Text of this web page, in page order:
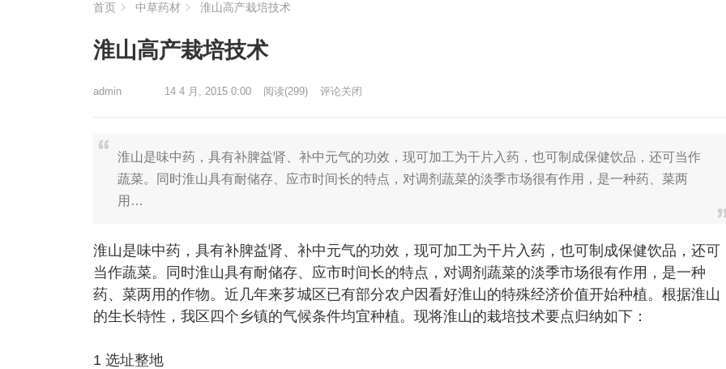
首页 中草药材 淮山高产栽培技术
淮山高产栽培技术
admin 14 4 月, 2015 0:00 阅读(299) 评论关闭
淮山是味中药，具有补脾益肾、补中元气的功效，现可加工为干片入药，也可制成保健饮品，还可当作
蔬菜。同时淮山具有耐储存、应市时间长的特点，对调剂蔬菜的淡季市场很有作用，是一种药、菜两
用…
淮山是味中药，具有补脾益肾、补中元气的功效，现可加工为干片入药，也可制成保健饮品，还可
当作蔬菜。同时淮山具有耐储存、应市时间长的特点，对调剂蔬菜的淡季市场很有作用，是一种
药、菜两用的作物。近几年来芗城区已有部分农户因看好淮山的特殊经济价值开始种植。根据淮山
的生长特性，我区四个乡镇的气候条件均宜种植。现将淮山的栽培技术要点归纳如下：
1 选址整地